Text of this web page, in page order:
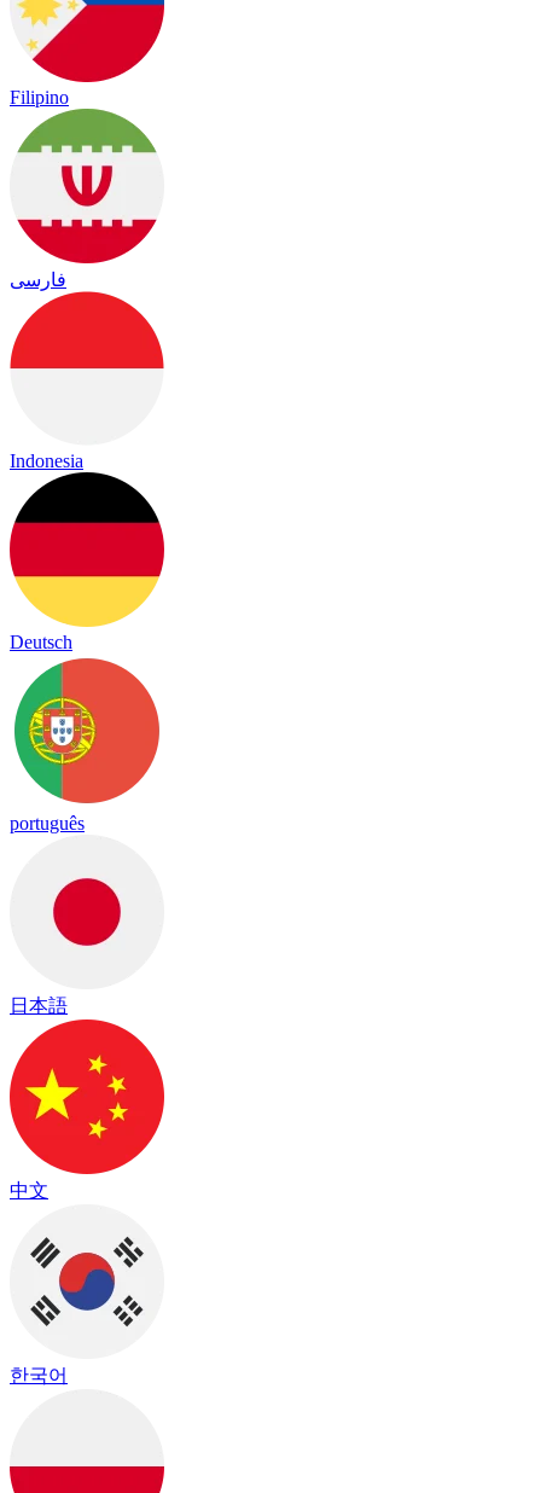
Filipino
فارسی
Indonesia
Deutsch
português
日本語
中文
한국어